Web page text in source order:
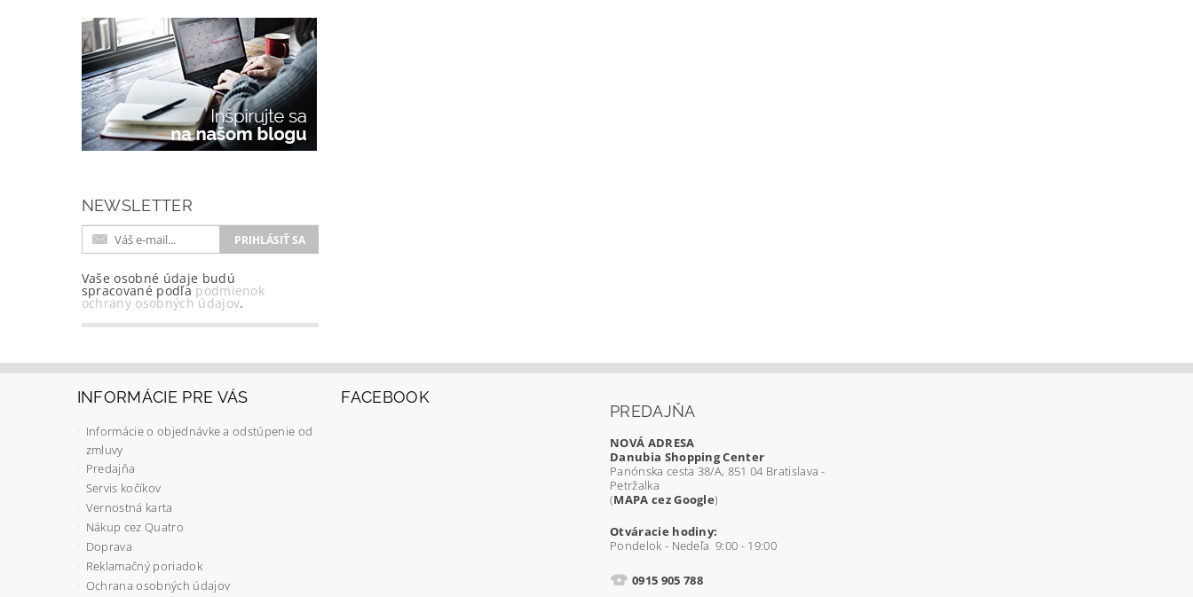
NEWSLETTER
Vaše osobné údaje budú
spracované podľa podmienok
ochrany osobných údajov.
INFORMÁCIE PRE VÁS
Informácie o objednávke a odstúpenie od
zmluvy
Predajňa
Servis kočíkov
Vernostná karta
Nákup cez Quatro
Doprava
Reklamačný poriadok
Ochrana osobných údajov
FACEBOOK
PREDAJŇA
NOVÁ ADRESA
Danubia Shopping Center
Panónska cesta 38/A, 851 04 Bratislava -
Petržalka
(MAPA cez Google)
Otváracie hodiny:
Pondelok - Nedeľa 9:00 - 19:00
0915 905 788